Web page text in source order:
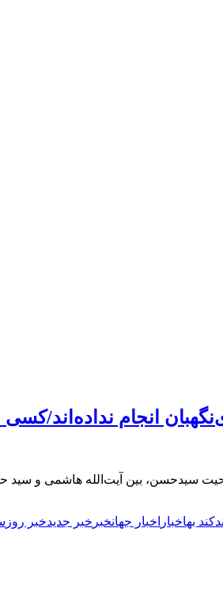
انجام نداده‌اند/
سیدحسن، بین آیت‌الله هاشمی و
کند بهاخبار اخبار جهانخبر خبر جدیدخبر روز